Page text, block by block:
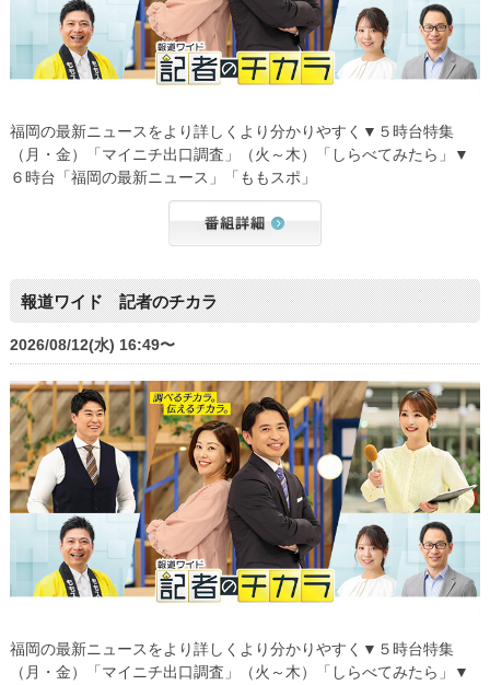
福岡の最新ニュースをより詳しくより分かりやすく▼５時台特集
（月・金）「マイニチ出口調査」（火～木）「しらべてみたら」▼
６時台「福岡の最新ニュース」「ももスポ」
報道ワイド 記者のチカラ
2026/08/12(水) 16:49〜
福岡の最新ニュースをより詳しくより分かりやすく▼５時台特集
（月・金）「マイニチ出口調査」（火～木）「しらべてみたら」▼